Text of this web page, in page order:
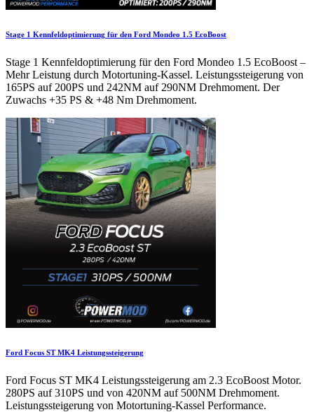
Stage 1 Kennfeldoptimierung für den Ford Mondeo 1.5 EcoBoost
Stage 1 Kennfeldoptimierung für den Ford Mondeo 1.5 EcoBoost –
Mehr Leistung durch Motortuning-Kassel. Leistungssteigerung von
165PS auf 200PS und 242NM auf 290NM Drehmoment. Der
Zuwachs +35 PS & +48 Nm Drehmoment.
Ford Focus ST MK4 Leistungssteigerung
Ford Focus ST MK4 Leistungssteigerung am 2.3 EcoBoost Motor.
280PS auf 310PS und von 420NM auf 500NM Drehmoment.
Leistungssteigerung von Motortuning-Kassel Performance.